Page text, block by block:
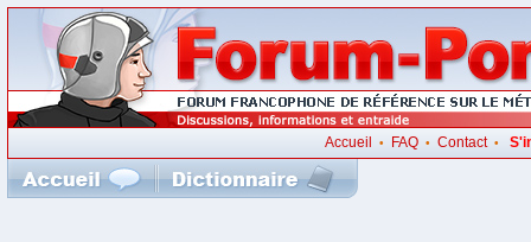
Accueil • FAQ• Contact•